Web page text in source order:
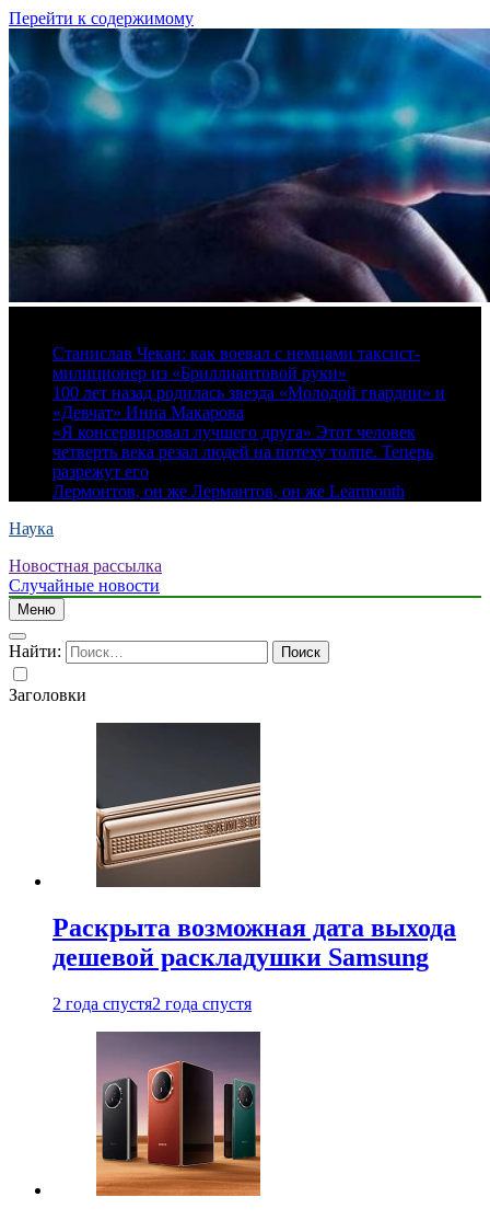
Перейти к содержимому
Станислав Чекан: как воевал с немцами таксист-
милиционер из «Бриллиантовой руки»
100 лет назад родилась звезда «Молодой гвардии» и
«Девчат» Инна Макарова
«Я консервировал лучшего друга» Этот человек
четверть века резал людей на потеху толпе. Теперь
разрежут его
Лермонтов, он же Лермантов, он же Learmonth
Наука
Новостная рассылка
Случайные новости
Меню
Найти:
Заголовки
Раскрыта возможная дата выхода
дешевой раскладушки Samsung
2 года спустя2 года спустя